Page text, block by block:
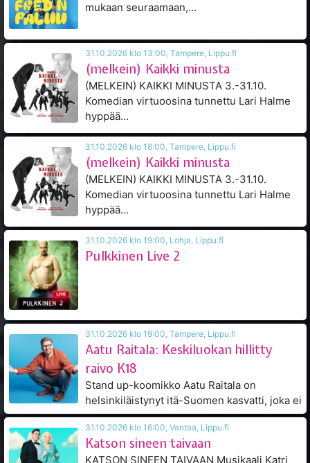
mukaan seuraamaan,...
31.10.2026 klo 13:00, Tampere, Lippu.fi
(melkein) Kaikki minusta
(MELKEIN) KAIKKI MINUSTA 3.-31.10.
Komedian virtuoosina tunnettu Lari Halme
hyppää...
31.10.2026 klo 18:00, Tampere, Lippu.fi
(melkein) Kaikki minusta
(MELKEIN) KAIKKI MINUSTA 3.-31.10.
Komedian virtuoosina tunnettu Lari Halme
hyppää...
31.10.2026 klo 19:00, Lohja, Lippu.fi
Pulkkinen Live 2
31.10.2026 klo 19:00, Tampere, Lippu.fi
Aatu Raitala: Keskiluokan hillitty
raivo K18
Stand up-koomikko Aatu Raitala on
helsinkiläistynyt itä-Suomen kasvatti, joka ei
ole kadottanut...
31.10.2026 klo 16:00, Vantaa, Lippu.fi
Katson sineen taivaan
KATSON SINEEN TAIVAAN Musikaali Katri